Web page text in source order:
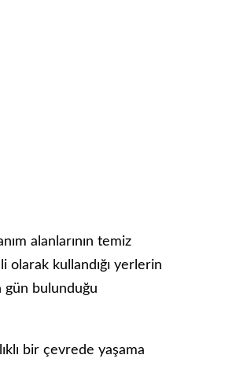
alanlarının temiz
olarak kullandığı yerlerin
gün bulunduğu
bir çevrede yaşama